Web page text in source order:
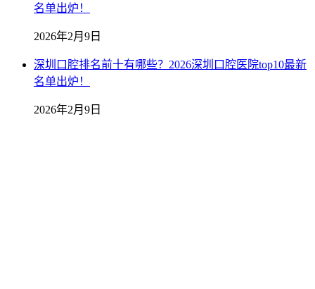
名单出炉！
2026年2月9日
深圳口腔排名前十有哪些？2026深圳口腔医院top10最新
名单出炉！
2026年2月9日